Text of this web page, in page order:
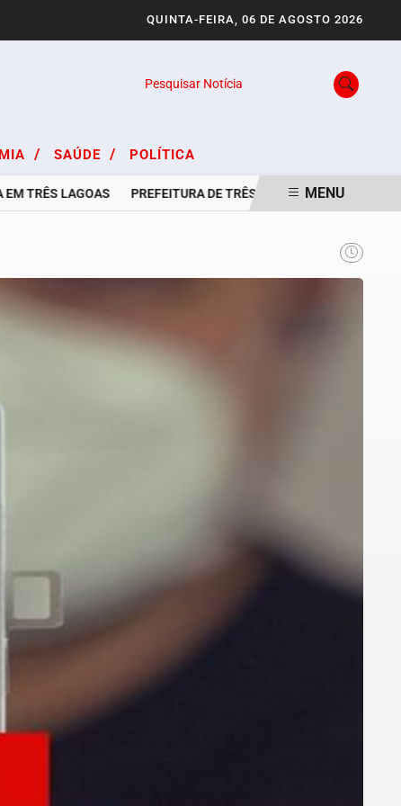
QUINTA-FEIRA, 06 DE AGOSTO 2026
Pesquisar Notícia
/ SAÚDE / POLÍTICA
LAGOAS PREFEITURA DE TRÊS LAGOAS E CASA DO
MENU